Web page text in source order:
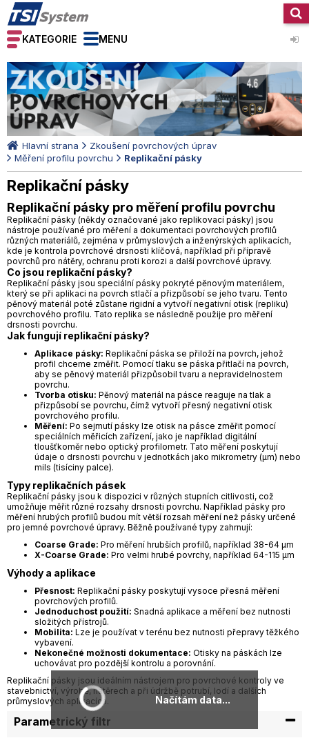
KATEGORIE MENU
Hlavní strana
Zkoušení povrchových úprav
Měření profilu povrchu
Replikační pásky
Replikační pásky
Replikační pásky pro měření profilu povrchu
Replikační pásky (někdy označované jako replikovací pásky) jsou
nástroje používané pro měření a dokumentaci povrchových profilů
různých materiálů, zejména v průmyslových a inženýrských aplikacích,
kde je kontrola povrchové drsnosti klíčová, například při přípravě
povrchů pro nátěry, ochranu proti korozi a další povrchové úpravy.
Co jsou replikační pásky?
Replikační pásky jsou speciální pásky pokryté pěnovým materiálem,
který se při aplikaci na povrch stlačí a přizpůsobí se jeho tvaru. Tento
pěnový materiál poté zůstane rigidní a vytvoří negativní otisk (repliku)
povrchového profilu. Tato replika se následně použije pro měření
drsnosti povrchu.
Jak fungují replikační pásky?
Aplikace pásky: Replikační páska se přiloží na povrch, jehož
profil chceme změřit. Pomocí tlaku se páska přitlačí na povrch,
aby se pěnový materiál přizpůsobil tvaru a nepravidelnostem
povrchu.
Tvorba otisku: Pěnový materiál na pásce reaguje na tlak a
přizpůsobí se povrchu, čímž vytvoří přesný negativní otisk
povrchového profilu.
Měření: Po sejmutí pásky lze otisk na pásce změřit pomocí
speciálních měřicích zařízení, jako je například digitální
tloušťkoměr nebo optický profilometr. Tato měření poskytují
údaje o drsnosti povrchu v jednotkách jako mikrometry (µm) nebo
mils (tisíciny palce).
Typy replikačních pásek
Replikační pásky jsou k dispozici v různých stupních citlivosti, což
umožňuje měřit různé rozsahy drsnosti povrchu. Například pásky pro
měření hrubých profilů budou mít větší rozsah měření než pásky určené
pro jemné povrchové úpravy. Běžně používané typy zahrnují:
Coarse Grade: Pro měření hrubších profilů, například 38-64 µm
X-Coarse Grade: Pro velmi hrubé povrchy, například 64-115 µm
Výhody a aplikace
Přesnost: Replikační pásky poskytují vysoce přesná měření
povrchových profilů.
Jednoduchost použití: Snadná aplikace a měření bez nutnosti
složitých přístrojů.
Mobilita: Lze je používat v terénu bez nutnosti přepravy těžkého
vybavení.
Nekonečné možnosti dokumentace: Otisky na páskách lze
uchovávat pro pozdější kontrolu a porovnání.
Replikační pásky jsou ideálním nástrojem pro povrchové kontroly ve
stavebnictví, výrobě, nátěrech a při údržbě potrubí, lodí a dalších
průmyslových aplikacích.
Parametrický filtr
Načítám data...